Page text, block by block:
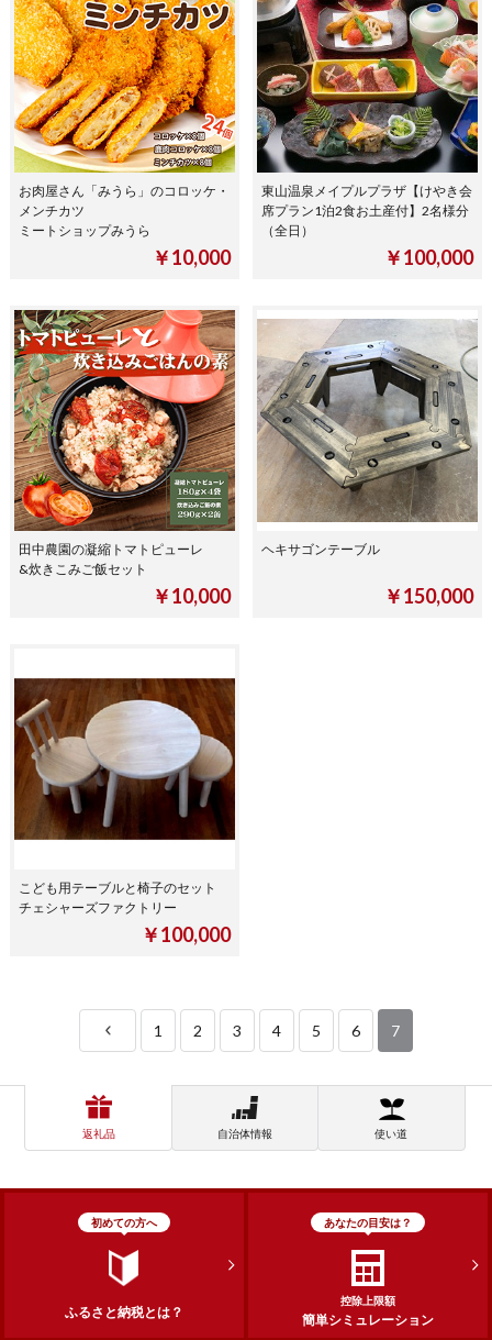
お肉屋さん「みうら」のコロッケ・
メンチカツ
ミートショップみうら
￥10,000
東山温泉メイプルプラザ【けやき会
席プラン1泊2食お土産付】2名様分
（全日）
￥100,000
田中農園の凝縮トマトピューレ
&炊きこみご飯セット
￥10,000
ヘキサゴンテーブル
￥150,000
こども用テーブルと椅子のセット
チェシャーズファクトリー
￥100,000
1 2 3 4 5 6 7
返礼品 自治体情報 使い道
初めての方へ
ふるさと納税とは？
あなたの目安は？
控除上限額
簡単シミュレーション